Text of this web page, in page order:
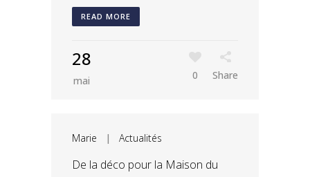
READ MORE
28
mai 0 Share
Marie | Actualités
De la déco pour la Maison du